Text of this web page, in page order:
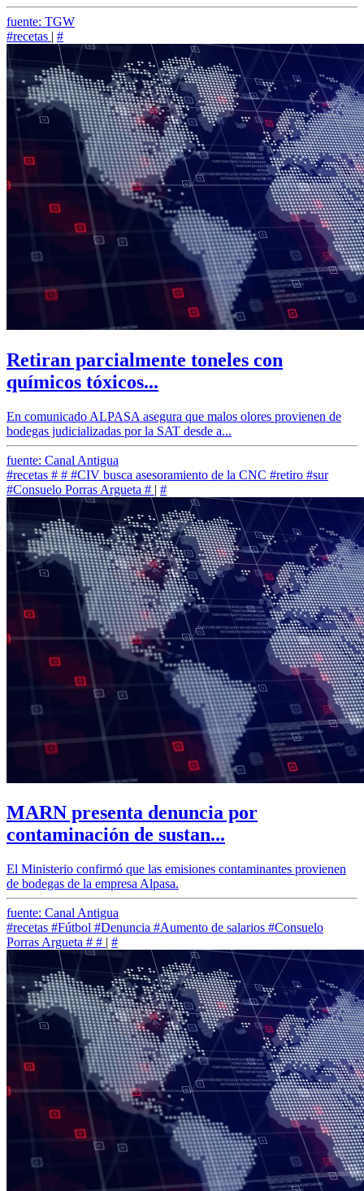
fuente: TGW
#recetas | #
Retiran parcialmente toneles con
químicos tóxicos...
En comunicado ALPASA asegura que malos olores provienen de
bodegas judicializadas por la SAT desde a...
fuente: Canal Antigua
#recetas # # #CIV busca asesoramiento de la CNC #retiro #sur
#Consuelo Porras Argueta # | #
MARN presenta denuncia por
contaminación de sustan...
El Ministerio confirmó que las emisiones contaminantes provienen
de bodegas de la empresa Alpasa.
fuente: Canal Antigua
#recetas #Fútbol #Denuncia #Aumento de salarios #Consuelo
Porras Argueta # # | #